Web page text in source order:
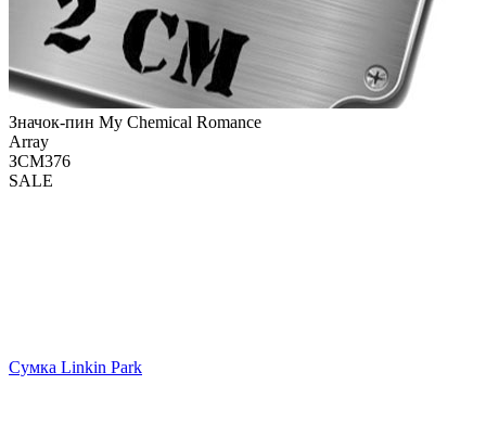
Значок-пин My Chemical Romance
Array
ЗСМ376
SALE
Сумка Linkin Park